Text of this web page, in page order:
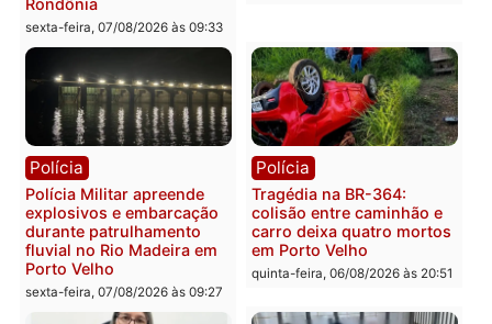
Polícia
Polícia Civil deflagra
operação contra facção
criminosa que atacava
provedores de internet em
Rondônia
sexta-feira, 07/08/2026 às 09:33
Polícia
Homem é encontrado
morto em residência no
bairro Colina Park em RO
sexta-feira, 07/08/2026 às